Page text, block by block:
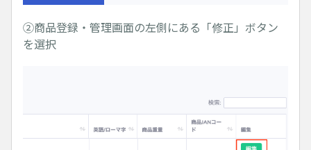
②商品登録・管理画面の左側にある「修正」ボタン
を選択